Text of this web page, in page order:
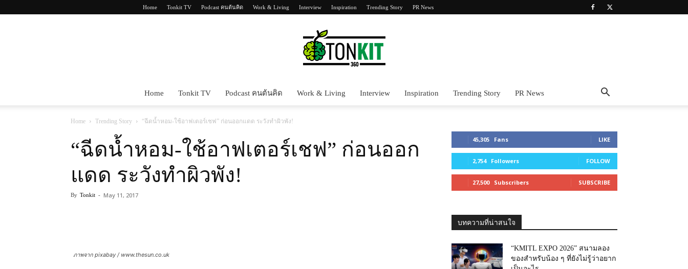
Home Tonkit TV Podcast คนต้นคิด Work & Living Interview Inspiration Trending Story PR News
Tonkit360
Home Tonkit TV Podcast คนต้นคิด Work & Living Interview Inspiration Trending Story PR News
Home Trending Story “ฉีดน้ำหอม-ใช้อาฟเตอร์เชฟ” ก่อนออกแดด ระวังทำผิวพัง!
“ฉีดน้ำหอม-ใช้อาฟเตอร์เชฟ” ก่อนออก
แดด ระวังทำผิวพัง!
By Tonkit - May 11, 2017
ภาพจาก pixabay / www.thesun.co.uk
45,305 Fans LIKE
2,754 Followers FOLLOW
27,500 Subscribers SUBSCRIBE
บทความที่น่าสนใจ
“KMITL EXPO 2026” สนามลอง
ของสำหรับน้อง ๆ ที่ยังไม่รู้ว่าอยาก